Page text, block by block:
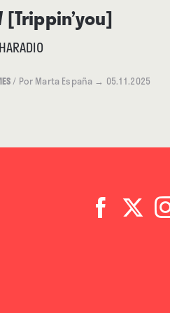
igual que lo fueron
sin más alharacas que
en el aire,
una de las mejores formas
[Trippin’you]
/ Por Marta España → 05.11.2025